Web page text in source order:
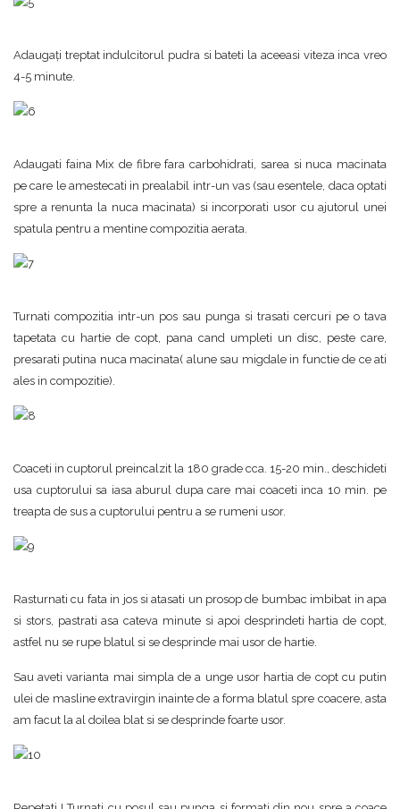
Adaugaţi treptat indulcitorul pudra si bateti la aceeasi viteza inca vreo
4-5 minute.
Adaugati faina Mix de fibre fara carbohidrati, sarea si nuca macinata
pe care le amestecati in prealabil intr-un vas (sau esentele, daca optati
spre a renunta la nuca macinata) si incorporati usor cu ajutorul unei
spatula pentru a mentine compozitia aerata.
Turnati compozitia intr-un pos sau punga si trasati cercuri pe o tava
tapetata cu hartie de copt, pana cand umpleti un disc, peste care,
presarati putina nuca macinata( alune sau migdale in functie de ce ati
ales in compozitie).
Coaceti in cuptorul preincalzit la 180 grade cca. 15-20 min., deschideti
usa cuptorului sa iasa aburul dupa care mai coaceti inca 10 min. pe
treapta de sus a cuptorului pentru a se rumeni usor.
Rasturnati cu fata in jos si atasati un prosop de bumbac imbibat in apa
si stors, pastrati asa cateva minute si apoi desprindeti hartia de copt,
astfel nu se rupe blatul si se desprinde mai usor de hartie.
Sau aveti varianta mai simpla de a unge usor hartia de copt cu putin
ulei de masline extravirgin inainte de a forma blatul spre coacere, asta
am facut la al doilea blat si se desprinde foarte usor.